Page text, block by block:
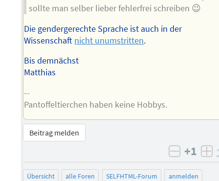
sollte man selber lieber fehlerfrei schreiben 😉
Die gendergerechte Sprache ist auch in der
Wissenschaft nicht unumstritten.
Bis demnächst
Matthias
--
Pantoffeltierchen haben keine Hobbys.
Beitrag melden
negativ
+1
Übersicht alle Foren SELFHTML-Forum
anmelden